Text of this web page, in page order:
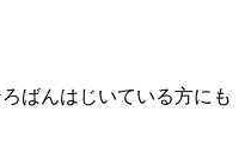
ばんはじいている方にも